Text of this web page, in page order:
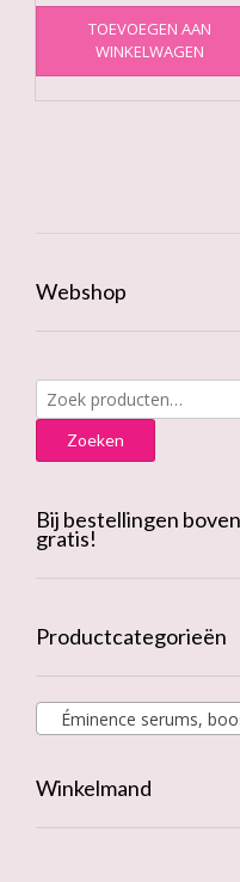
TOEVOEGEN AAN
WINKELWAGEN
Webshop
Zoeken
naar:
Zoeken
Bij bestellingen
gratis!
Productcategorieën
Éminence serums,
Winkelmand